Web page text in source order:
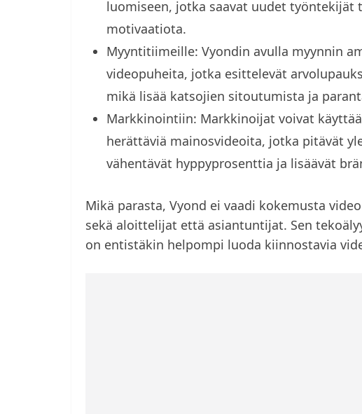
luomiseen, jotka saavat uudet
motivaatiota.
Myyntitiimeille: Vyondin avulla myynnin
videopuheita, jotka esittelevät
mikä lisää katsojien sitoutumista ja
Markkinointiin: Markkinoijat voivat
herättäviä mainosvideoita, jotka pitävät
vähentävät hyppyprosenttia ja lisäävät
Mikä parasta, Vyond ei vaadi kokemusta
sekä aloittelijat että asiantuntijat. Sen
on entistäkin helpompi luoda kiinnostavia